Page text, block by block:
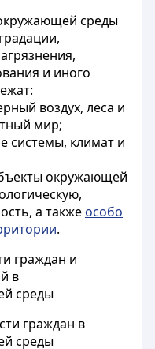
среды
и иного
воздух, леса и
мир;
системы, климат и
окружающей
а также особо
.
граждан и
в
среды
граждан в
среды